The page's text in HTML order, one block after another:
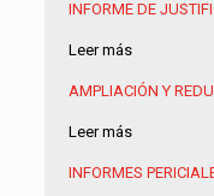
INFORME DE
Leer más
AMPLIACIÓN Y
Leer más
INFORMES